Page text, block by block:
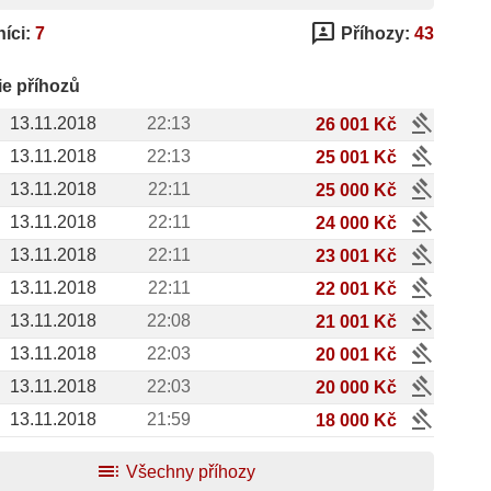
7 3p Příhozy: 43
příhozů
13.11.2018
22:13 26 001 Kč gavel
13.11.2018 22:13 25 001 Kč gavel
13.11.2018 22:11 25 000 Kč gavel
13.11.2018 22:11 24 000 Kč gavel
13.11.2018 22:11 23 001 Kč gavel
13.11.2018 22:11 22 001 Kč gavel
13.11.2018 22:08 21 001 Kč gavel
13.11.2018 22:03 20 001 Kč gavel
13.11.2018 22:03 20 000 Kč gavel
13.11.2018 21:59 18 000 Kč
gavel
toc Všechny příhozy